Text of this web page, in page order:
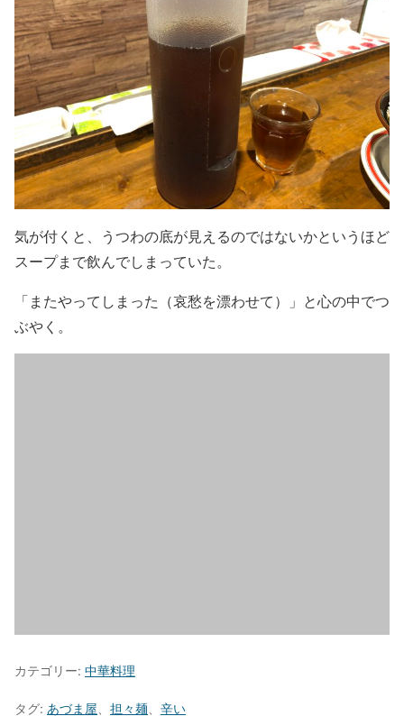
気が付くと、うつわの底が見えるのではないかというほど
スープまで飲んでしまっていた。
「またやってしまった（哀愁を漂わせて）」と心の中でつ
ぶやく。
カテゴリー: 中華料理
タグ: あづま屋 担々麺 辛い